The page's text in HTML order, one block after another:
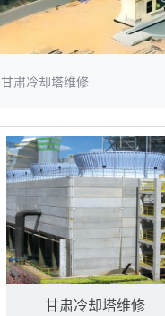
甘肃冷却塔维修
甘肃冷却塔维修